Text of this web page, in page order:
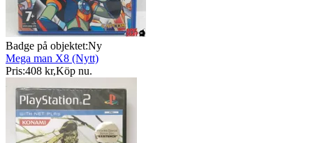
Badge på objektet:Ny
Mega man X8 (Nytt)
Pris:408 kr,Köp nu.